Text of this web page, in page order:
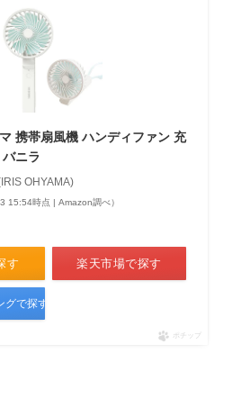
携帯扇風機 ハンディファン 充
ニラ
OHYAMA)
15:54時点 | Amazon調べ）
す 楽天市場で探す
グで探す
ポチップ